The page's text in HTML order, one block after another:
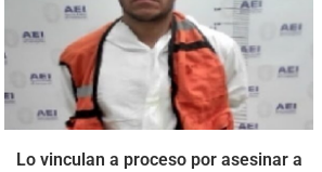
Lo vinculan a proceso por asesinar a